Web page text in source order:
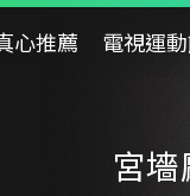
心推薦 電視運
宮墻